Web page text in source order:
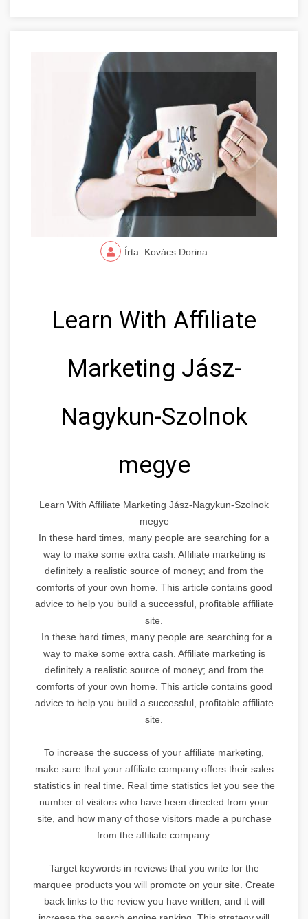
Írta: Kovács Dorina
Learn With Affiliate
Marketing Jász-
Nagykun-Szolnok
megye
Learn With Affiliate Marketing Jász-Nagykun-Szolnok
megye
In these hard times, many people are searching for a
way to make some extra cash. Affiliate marketing is
definitely a realistic source of money; and from the
comforts of your own home. This article contains good
advice to help you build a successful, profitable affiliate
site.
In these hard times, many people are searching for a
way to make some extra cash. Affiliate marketing is
definitely a realistic source of money; and from the
comforts of your own home. This article contains good
advice to help you build a successful, profitable affiliate
site.
To increase the success of your affiliate marketing,
make sure that your affiliate company offers their sales
statistics in real time. Real time statistics let you see the
number of visitors who have been directed from your
site, and how many of those visitors made a purchase
from the affiliate company.
Target keywords in reviews that you write for the
marquee products you will promote on your site. Create
back links to the review you have written, and it will